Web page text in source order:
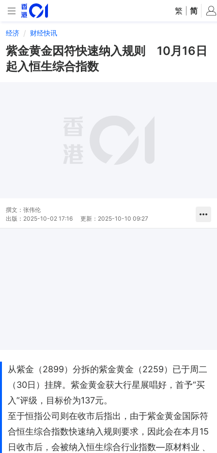
繁 简
经济 财经快讯
紫金黄金因符快速纳入规则 10月16日
起入恒生综合指数
撰文： 张伟伦
出版： 2025-10-02 17:16 更新： 2025-10-10 09:27
从紫金（2899）分拆的紫金黄金（2259）已于周二
（30日）挂牌。紫金黄金获大行星展唱好，首予“买
入”评级，目标价为137元。
至于恒指公司则在收市后指出，由于紫金黄金国际符
合恒生综合指数快速纳入规则要求，因此会在本月15
日收市后，会被纳入恒生综合行业指数—原材料业﹑